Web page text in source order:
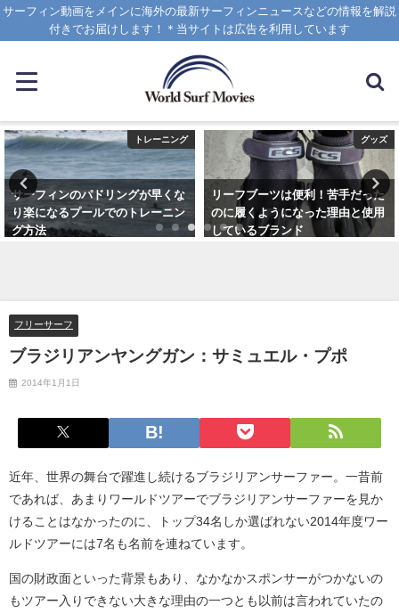
サーフィン動画をメインに海外の最新サーフィンニュースなどの情報を解説
付きでお届けします！＊当サイトは広告を利用しています
トレーニング
サーフィンのパドリングが早くな
り楽になるプールでのトレーニン
グ方法
グッズ
リーフブーツは便利！苦手だった
のに履くようになった理由と使用
しているブランド
フリーサーフ
ブラジリアンヤングガン：サミュエル・プポ
2014年1月1日
近年、世界の舞台で躍進し続けるブラジリアンサーファー。一昔前
であれば、あまりワールドツアーでブラジリアンサーファーを見か
けることはなかったのに、トップ34名しか選ばれない2014年度ワー
ルドツアーには7名も名前を連ねています。
国の財政面といった背景もあり、なかなかスポンサーがつかないの
もツアー入りできない大きな理由の一つとも以前は言われていたの